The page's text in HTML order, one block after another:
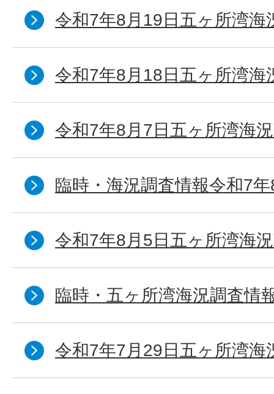
令和7年8月19日五ヶ所湾海
令和7年8月18日五ヶ所湾海
令和7年8月7日五ヶ所湾海
臨時・海況調査情報令和7
令和7年8月5日五ヶ所湾海
臨時・五ヶ所湾海況調査情
令和7年7月29日五ヶ所湾海